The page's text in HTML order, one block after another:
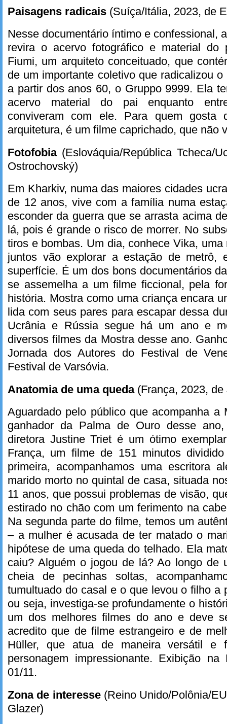
Paisagens radicais (Suíça/Itália, 2023, de
Nesse documentário íntimo e confessional,
revira o acervo fotográfico e material do
Fiumi, um arquiteto conceituado, que
de um importante coletivo que radicalizou
a partir dos anos 60, o Gruppo 9999. Ela
acervo material do pai enquanto
conviveram com ele. Para quem
arquitetura, é um filme caprichado, que não
Fotofobia (Eslováquia/República Tcheca/
Ostrochovský)
Em Kharkiv, numa das maiores cidades
de 12 anos, vive com a família numa
esconder da guerra que se arrasta acima
lá, pois é grande o risco de morrer. No
tiros e bombas. Um dia, conhece Vika, uma
juntos vão explorar a estação de metrô,
superfície. É um dos bons documentários
se assemelha a um filme ficcional, pela
história. Mostra como uma criança encara
lida com seus pares para escapar dessa
Ucrânia e Rússia segue há um ano e
diversos filmes da Mostra desse ano.
Jornada dos Autores do Festival de
Festival de Varsóvia.
Anatomia de uma queda(França, 2023, de
Aguardado pelo público que acompanha a
ganhador da Palma de Ouro desse
diretora Justine Triet é um ótimo
França, um filme de 151 minutos
primeira, acompanhamos uma escritora
marido morto no quintal de casa, situada
11 anos, que possui problemas de visão,
estirado no chão com um ferimento na
Na segunda parte do filme, temos um
– a mulher é acusada de ter matado o
hipótese de uma queda do telhado. Ela
caiu? Alguém o jogou de lá? Ao longo de
cheia de pecinhas soltas,
tumultuado do casal e o que levou o filho a
ou seja, investiga-se profundamente o
um dos melhores filmes do ano e deve
acredito que de filme estrangeiro e de
Hüller, que atua de maneira versátil e
personagem impressionante. Exibição
01/11.
Zona de interesse (Reino Unido/Polônia/
Glazer)